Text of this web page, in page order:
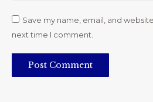
Save my name, email, and
next time I comment.
Post Comment